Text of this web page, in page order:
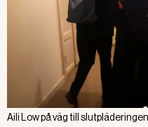
Aili Low på väg till